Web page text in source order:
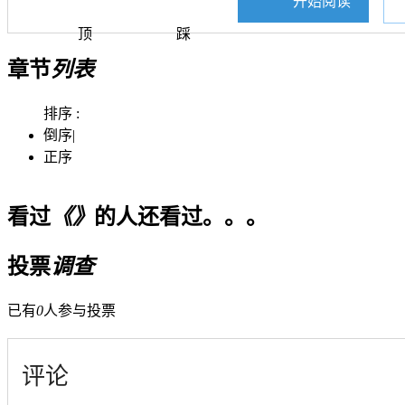
顶 踩
章节列表
排序 :
倒序|
正序
看过《》 的人还看过。。。
投票调查
已有0人参与投票
评论